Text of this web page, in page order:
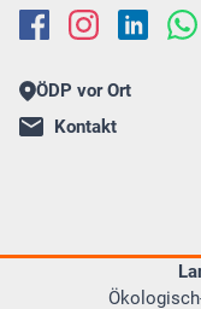
ÖDP vor Ort
Kontakt